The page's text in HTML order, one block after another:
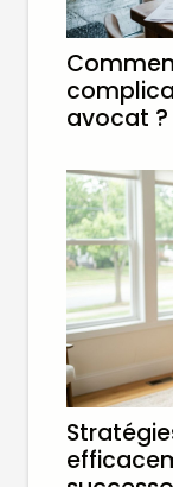
avocat ?